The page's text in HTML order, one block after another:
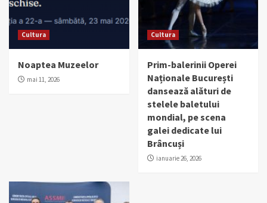
Cultura
Noaptea Muzeelor
mai 11, 2026
Cultura
Prim-balerinii Operei
Naționale București
dansează alături de
stelele baletului
mondial, pe scena
galei dedicate lui
Brâncuși
ianuarie 26, 2026